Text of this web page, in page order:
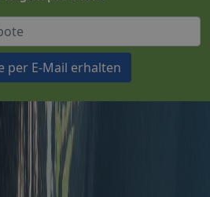
per E-Mail erhalten